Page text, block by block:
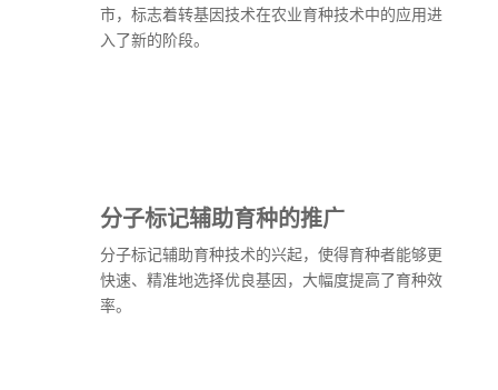
市，标志着转基因技术在农业育种技术中的应用进
入了新的阶段。
分子标记辅助育种的推广
分子标记辅助育种技术的兴起，使得育种者能够更
快速、精准地选择优良基因，大幅度提高了育种效
率。